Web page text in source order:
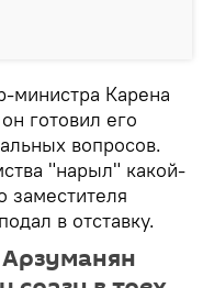
министра Карена
готовил его
вопросов.
"нарыл" какой-
заместителя
в отставку.